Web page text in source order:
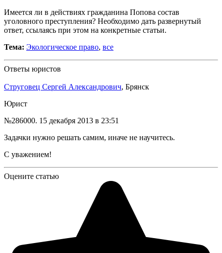
Имеется ли в действиях гражданина Попова состав
уголовного преступления? Необходимо дать развернутый
ответ, ссылаясь при этом на конкретные статьи.
Тема: Экологическое право, все
Ответы юристов
Струговец Сергей Александрович, Брянск
Юрист
№286000. 15 декабря 2013 в 23:51
Задачки нужно решать самим, иначе не научитесь.
С уважением!
Оцените статью